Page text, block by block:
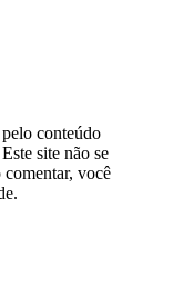
conteúdo
site não se
você